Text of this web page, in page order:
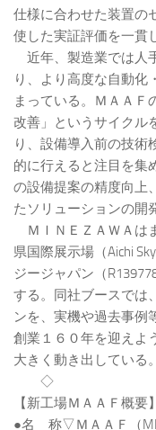
仕様に合わせた装置の
使した実証評価を一貫
近年、製造業では人
り、より高度な自動化
まっている。ＭＡＡ
改善」というサイクル
り、設備導入前の技術
的に行えると注目を集
の設備提案の精度向上
たソリューションの開
ＭＩＮＥＺＡＷＡは
県国際展示場（Aichi
ジージャパン（
する。同社ブースでは
ンを、実機や過去事例
創業１６０年を迎えよ
大きく動き出している。
◇
【新工場ＭＡＡＦ概要】
●名 称▽ＭＡＡＦ（